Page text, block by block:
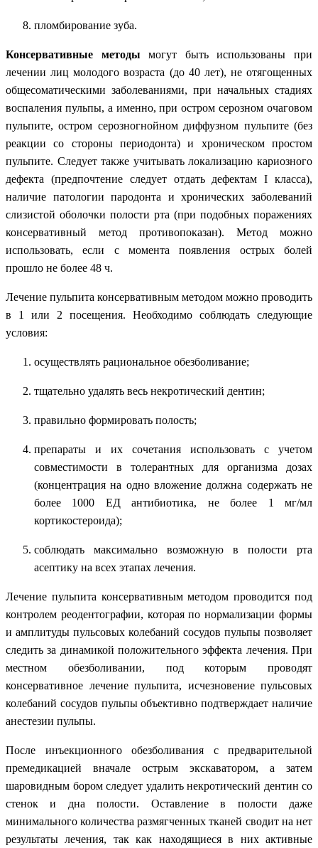
пломбирование зуба.
Консервативные методы могут быть использованы при
лечении лиц молодого возраста (до 40 лет), не отягощенных
общесоматическими заболеваниями, при начальных стадиях
воспаления пульпы, а именно, при остром серозном очаговом
пульпите, остром серозногнойном диффузном пульпите (без
реакции со стороны периодонта) и хроническом простом
пульпите. Следует также учитывать локализацию кариозного
дефекта (предпочтение следует отдать дефектам I класса),
наличие патологии пародонта и хронических заболеваний
слизистой оболочки полости рта (при подобных поражениях
консервативный метод противопоказан). Метод можно
использовать, если с момента появления острых болей
прошло не более 48 ч.
Лечение пульпита консервативным методом можно проводить
в 1 или 2 посещения. Необходимо соблюдать следующие
условия:
осуществлять рациональное обезболивание;
тщательно удалять весь некротический дентин;
правильно формировать полость;
препараты и их сочетания использовать с учетом
совместимости в толерантных для организма дозах
(концентрация на одно вложение должна содержать не
более 1000 ЕД антибиотика, не более 1 мг/мл
кортикостероида);
соблюдать максимально возможную в полости рта
асептику на всех этапах лечения.
Лечение пульпита консервативным методом проводится под
контролем реодентографии, которая по нормализации формы
и амплитуды пульсовых колебаний сосудов пульпы позволяет
следить за динамикой положительного эффекта лечения. При
местном обезболивании, под которым проводят
консервативное лечение пульпита, исчезновение пульсовых
колебаний сосудов пульпы объективно подтверждает наличие
анестезии пульпы.
После инъекционного обезболивания с предварительной
премедикацией вначале острым экскаватором, а затем
шаровидным бором следует удалить некротический дентин со
стенок и дна полости. Оставление в полости даже
минимального количества размягченных тканей сводит на нет
результаты лечения, так как находящиеся в них активные